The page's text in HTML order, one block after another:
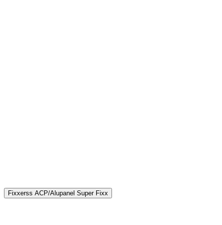
Fixxerss ACP/Alupanel Super Fixx